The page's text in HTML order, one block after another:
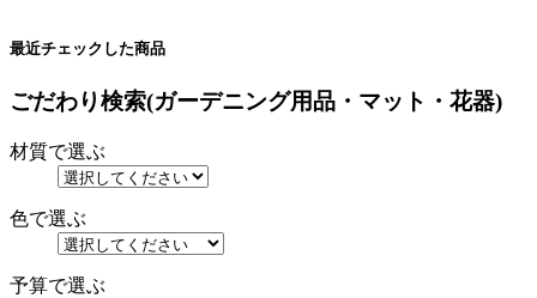
最近チェックした商品
ごだわり検索(ガーデニング用品・マット・花器)
材質で選ぶ
色で選ぶ
予算で選ぶ